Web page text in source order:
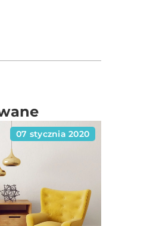
07 stycznia 2020